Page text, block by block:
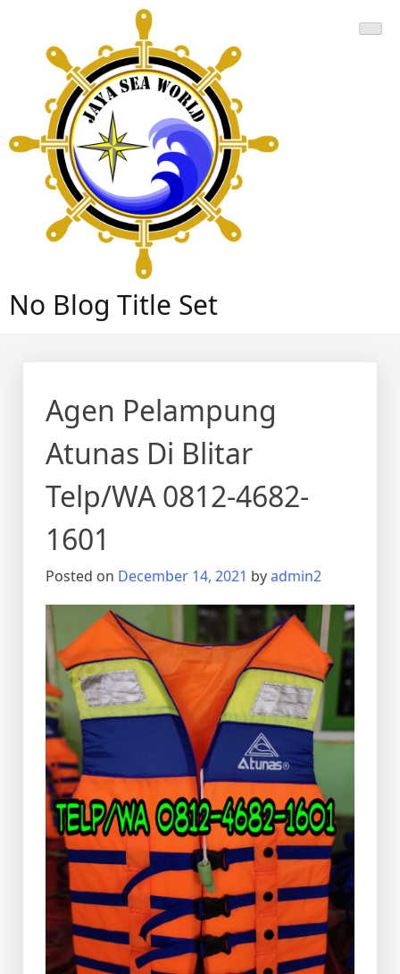
content
No Blog Title Set
Agen Pelampung
Atunas Di Blitar
Telp/WA 0812-4682-
1601
Posted on December 14, 2021 byadmin2